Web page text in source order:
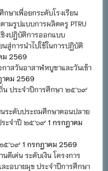
ษาเพื่อยกระดับโรงเรียน
ามรูปแบบการผลิตครู PTRU
ชิงปฏิบัติการออกแบบ
สู่การนำไปใช้ในการปฏิบัติ
ม 2569
าสวันอาสาฬหบูชาและวันเข้า
คม 2569
ประจำปีการศึกษา ๒๕๖๙
ระดับประถมศึกษาตอนปลาย
ระจำปี ๒๕๖๙ 1 กรกฎาคม
๒๕๖๙ 1 กรกฎาคม 2569
ดีเด่น ระดับเงิน โครงการ
ะอบายมุข ประจำปีการศึกษา